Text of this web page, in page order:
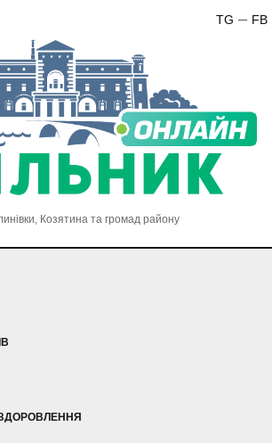
FB
TG
Козятина та громад району